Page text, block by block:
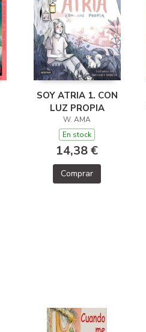
SOY ATRIA 1. CON
LUZ PROPIA
W. AMA
En stock
14,38 €
Comprar